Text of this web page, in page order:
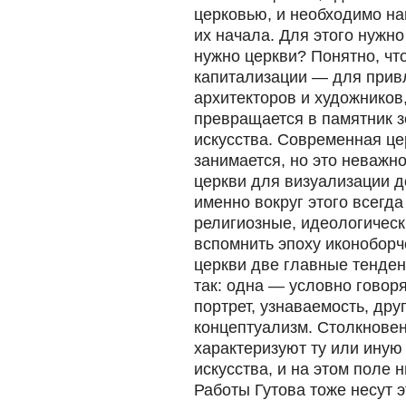
церковью, и необходимо
их начала. Для этого
нужно церкви? Понятно,
капитализации — для
архитекторов и
превращается в памятник
искусства. Современная
занимается, но это
церкви для визуализации
именно вокруг этого
религиозные,
вспомнить эпоху
церкви две главные
так: одна — условно
портрет, узнаваемость,
концептуализм.
характеризуют ту или
искусства, и на этом поле
Работы Гутова тоже несут